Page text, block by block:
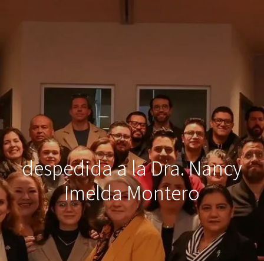
despedida a la Dra. Nancy
Imelda Montero